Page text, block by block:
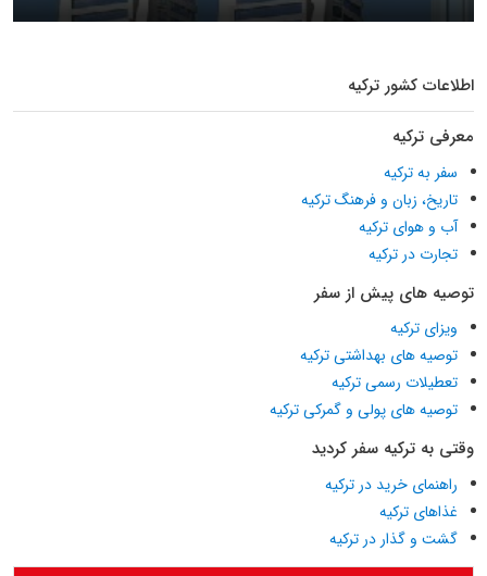
اطلاعات کشور ترکیه
معرفی ترکیه
سفر به ترکیه
تاریخ، زبان و فرهنگ ترکیه
آب و هوای ترکیه
تجارت در ترکیه
توصیه های پیش از سفر
ویزای ترکیه
توصیه های بهداشتی ترکیه
تعطیلات رسمی ترکیه
توصیه های پولی و گمرکی ترکیه
وقتی به ترکیه سفر کردید
راهنمای خرید در ترکیه
غذاهای ترکیه
گشت و گذار در ترکیه